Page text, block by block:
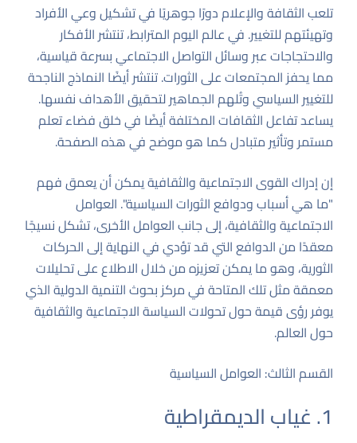
تلعب الثقافة والإعلام دورًا جوهريًا في تشكيل وعي الأفراد
وتهيئتهم للتغيير. في عالم اليوم المترابط، تنتشر الأفكار
والاحتجاجات عبر وسائل التواصل الاجتماعي بسرعة قياسية،
مما يحفز المجتمعات على الثورات. تنتشر أيضًا النماذج الناجحة
للتغيير السياسي وتُلهم الجماهير لتحقيق الأهداف نفسها.
يساعد تفاعل الثقافات المختلفة أيضًا في خلق فضاء تعلم
مستمر وتأثير متبادل كما هو موضح فيهذه الصفحة.
إن إدراك القوى الاجتماعية والثقافية يمكن أن يعمق فهم
"ما هي أسباب ودوافع الثورات السياسية". العوامل
الاجتماعية والثقافية، إلى جانب العوامل الأخرى، تشكل نسيجًا
معقدًا من الدوافع التي قد تؤدي في النهاية إلى الحركات
الثورية، وهو ما يمكن تعزيزه من خلال الاطلاع على تحليلات
معمقة مثل تلك المتاحة فيمركز بحوث التنمية الدوليةالذي
يوفر رؤى قيمة حول تحولات السياسة الاجتماعية والثقافية
حول العالم.
القسم الثالث: العوامل السياسية
1. غياب الديمقراطية